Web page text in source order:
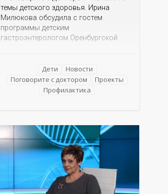
темы детского здоровья. Ирина
Милюкова обсудила с гостем
программы детским
гастроэнтерологом Оренбургской
причины возникновения болезней
ЖКТ, симптомы заболеваний системы,
а главное, меры профилактики
Дети
Новости
Поговорите с доктором
Проекты
Профилактика